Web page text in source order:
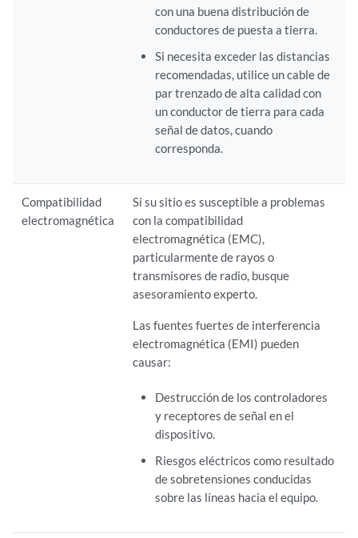
con una buena distribución de
conductores de puesta a tierra.
Si necesita exceder las distancias
recomendadas, utilice un cable de
par trenzado de alta calidad con
un conductor de tierra para cada
señal de datos, cuando
corresponda.
Compatibilidad
electromagnética
Si su sitio es susceptible a problemas
con la compatibilidad
electromagnética (EMC),
particularmente de rayos o
transmisores de radio, busque
asesoramiento experto.
Las fuentes fuertes de interferencia
electromagnética (EMI) pueden
causar:
Destrucción de los controladores
y receptores de señal en el
dispositivo.
Riesgos eléctricos como resultado
de sobretensiones conducidas
sobre las líneas hacia el equipo.